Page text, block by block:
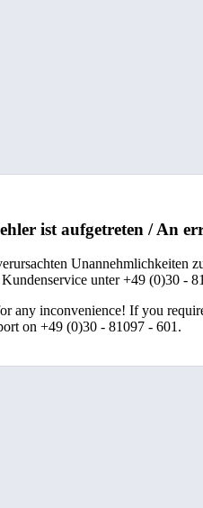
ist aufgetreten / An
Unannehmlichkeiten
unter +49 (0)30 -
any inconvenience! If you
on +49 (0)30 - 81097 - 601.